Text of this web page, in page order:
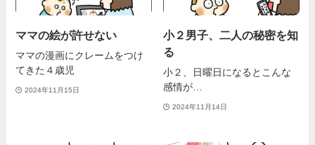
ママの絵が許せない
ママの漫画にクレームをつけ
てきた４歳児
2024年11月15日
小２男子、二人の秘密を知
る
小２、日曜日になるとこんな
感情が…
2024年11月14日